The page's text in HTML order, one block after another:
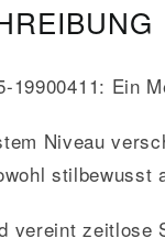
19900411: Ein
Niveau
stilbewusst